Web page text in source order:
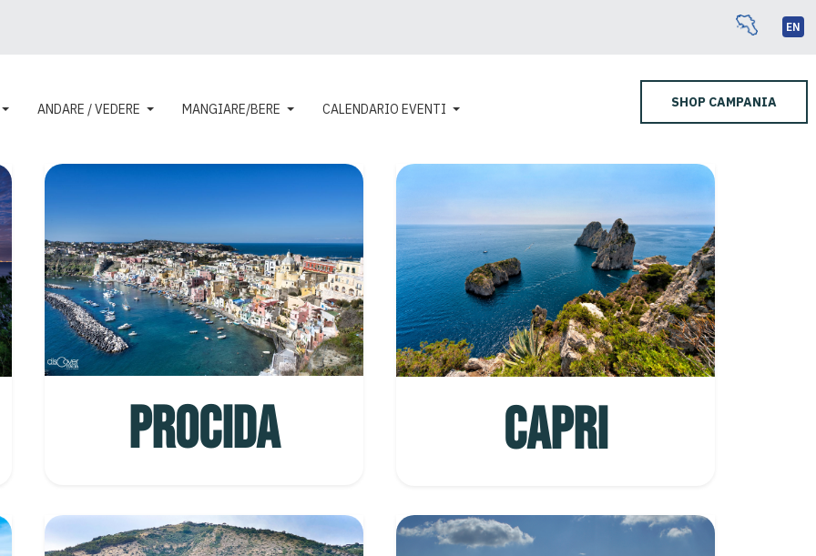
EN
ANDARE / VEDERE MANGIARE/BERE CALENDARIO EVENTI SHOP CAMPANIA
PROCIDA CAPRI